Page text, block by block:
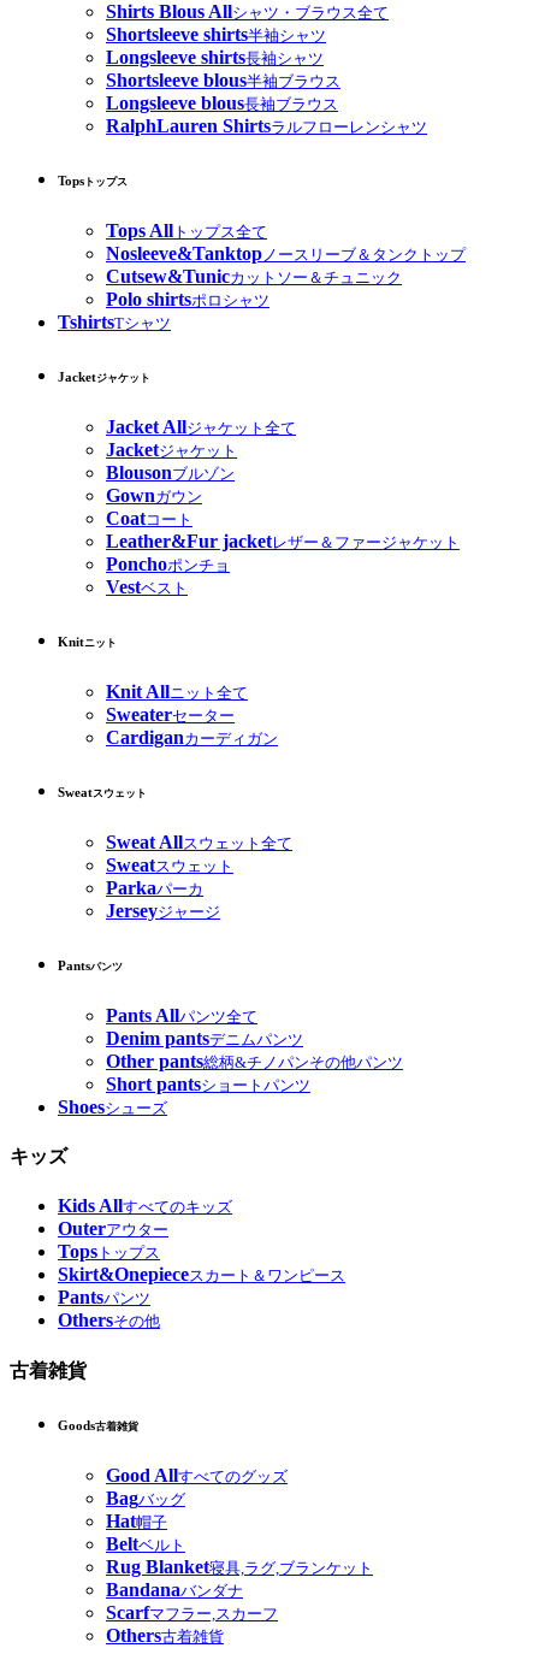
Shirts Blous Allシャツ・ブラウス全て
Shortsleeve shirts半袖シャツ
Longsleeve shirts長袖シャツ
Shortsleeve blous半袖ブラウス
Longsleeve blous長袖ブラウス
RalphLauren Shirtsラルフローレンシャツ
Tops トップス
Tops All トップス全て
Nosleeve&Tanktop ノースリーブ＆タンクトップ
Cutsew&Tunicカットソー＆チュニック
Polo shirtsポロシャツ
TshirtsTシャツ
Jacketジャケット
Jacket Allジャケット全て
Jacketジャケット
Blousonブルゾン
Gownガウン
Coatコート
Leather&Fur jacketレザー＆ファージャケット
Ponchoポンチョ
Vestベスト
Knitニット
Knit Allニット全て
Sweaterセーター
Cardiganカーディガン
Sweatスウェット
Sweat Allスウェット全て
Sweatスウェット
Parkaパーカ
Jerseyジャージ
Pantsパンツ
Pants Allパンツ全て
Denim pantsデニムパンツ
Other pants総柄&チノパンその他パンツ
Short pantsショートパンツ
Shoesシューズ
キッズ
Kids Allすべてのキッズ
Outerアウター
Tops トップス
Skirt&Onepieceスカート＆ワンピース
Pantsパンツ
Othersその他
古着雑貨
Goods古着雑貨
Good Allすべてのグッズ
Bagバッグ
Hat帽子
Beltベルト
Rug Blanket寝具,ラグ,ブランケット
Bandanaバンダナ
Scarfマフラー,スカーフ
Others古着雑貨